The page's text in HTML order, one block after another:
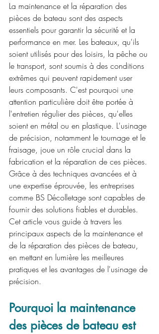
La maintenance et la réparation des
pièces de bateau sont des aspects
essentiels pour garantir la sécurité et la
performance en mer. Les bateaux, qu'ils
soient utilisés pour des loisirs, la pêche ou
le transport, sont soumis à des conditions
extrêmes qui peuvent rapidement user
leurs composants. C'est pourquoi une
attention particulière doit être portée à
l'entretien régulier des pièces, qu'elles
soient en métal ou en plastique. L'usinage
de précision, notamment le tournage et le
fraisage, joue un rôle crucial dans la
fabrication et la réparation de ces pièces.
Grâce à des techniques avancées et à
une expertise éprouvée, les entreprises
comme BS Décolletage sont capables de
fournir des solutions fiables et durables.
Cet article vous guide à travers les
principaux aspects de la maintenance et
de la réparation des pièces de bateau,
en mettant en lumière les meilleures
pratiques et les avantages de l'usinage de
précision.
Pourquoi la maintenance
des pièces de bateau est